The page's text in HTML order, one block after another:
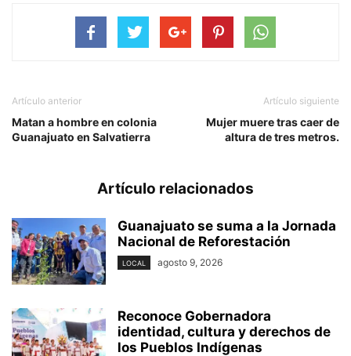
Artículo anterior
Matan a hombre en colonia
Guanajuato en Salvatierra
Artículo siguiente
Mujer muere tras caer de
altura de tres metros.
Artículo relacionados
Guanajuato se suma a la Jornada
Nacional de Reforestación
LOCAL agosto 9, 2026
Reconoce Gobernadora
identidad, cultura y derechos de
los Pueblos Indígenas